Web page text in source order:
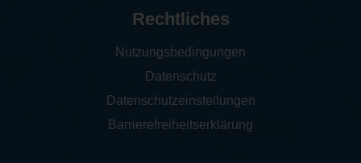
Rechtliches
Nutzungsbedingungen
Datenschutz
Datenschutzeinstellungen
Barrierefreiheitserklärung